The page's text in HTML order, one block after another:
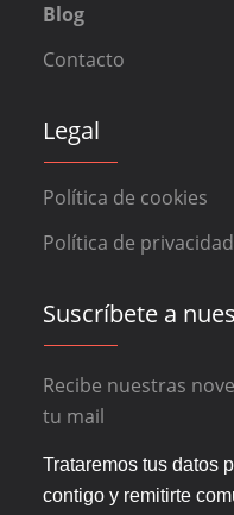
Blog
Contacto
Legal
Política de cookies
Política de privacidad
Suscríbete a
Recibe nuestras
tu mail
Trataremos tus datos
contigo y remitirte